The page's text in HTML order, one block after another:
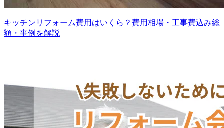
キッチンリフォーム費用はいくら？費用相場・工事費込み総
額・事例を解説